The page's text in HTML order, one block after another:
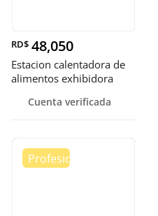
RD$ 48,050
Estacion calentadora de
alimentos exhibidora
Cuenta verificada